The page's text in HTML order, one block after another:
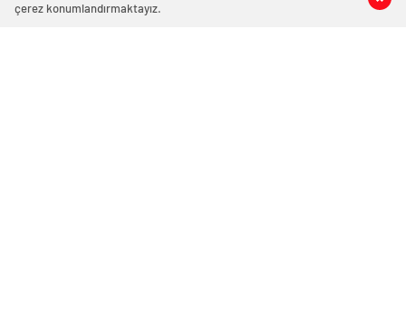
çerez konumlandırmaktayız.